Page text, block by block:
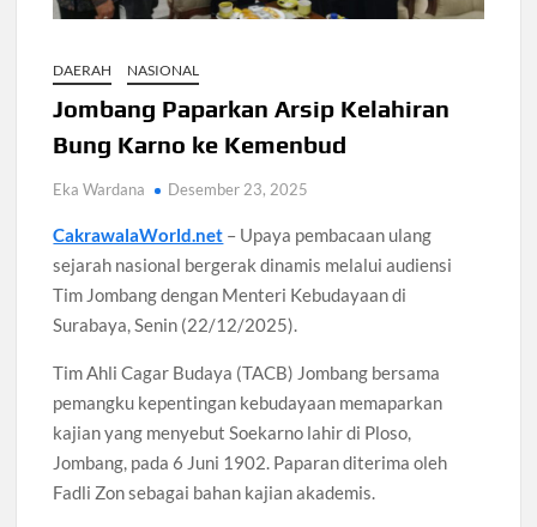
Informal Tembus 87,88 Juta Orang
Koperasi Desa Merah Putih Capai 83.382 Badan Hukum,
Pemerintah Percepat 35.857 Titik Operasional
IPA 2026
TPPU Emas 74 Kg Febrie Adriansyah, Kejagung Periksa 3
Saksi Baru
Harga Tiket Kanye West Jakarta 2026 Mulai Rp1,875 Juta,
Ini Detail Kategori
Australia Dukung Transformasi Layanan Kesehatan Primer
Indonesia Lewat Riset
DAERAH NASIONAL
Jombang Paparkan Arsip Kelahiran
Bung Karno ke Kemenbud
Eka Wardana Desember 23, 2025
CakrawalaWorld.net – Upaya pembacaan ulang
sejarah nasional bergerak dinamis melalui audiensi
Tim Jombang dengan Menteri Kebudayaan di
Surabaya, Senin (22/12/2025).
Tim Ahli Cagar Budaya (TACB) Jombang bersama
pemangku kepentingan kebudayaan memaparkan
kajian yang menyebut Soekarno lahir di Ploso,
Jombang, pada 6 Juni 1902. Paparan diterima oleh
Fadli Zon sebagai bahan kajian akademis.